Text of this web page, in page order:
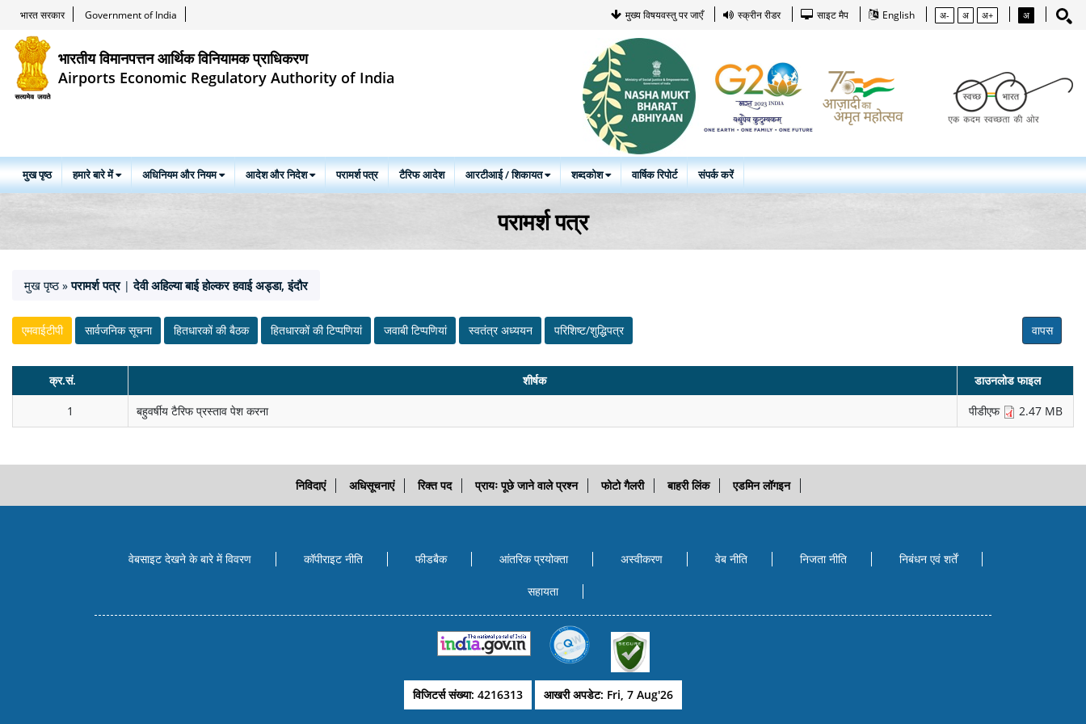
भारत सरकार Government of India मुख्य विषयवस्तु पर जाएँ स्क्रीन रीडर साइट मैप English अ- अ अ+ अ
भारतीय विमानपत्तन आर्थिक विनियामक प्राधिकरण
Airports Economic Regulatory Authority of India
मुख पृष्ठ हमारे बारे में अधिनियम और नियम आदेश और निदेश परामर्श पत्र टैरिफ आदेश आरटीआई / शिकायत शब्दकोश वार्षिक रिपोर्ट संपर्क करें
परामर्श पत्र
मुख पृष्ठ » परामर्श पत्र |देवी अहिल्या बाई होल्कर हवाई अड्डा, इंदौर
एमवाईटीपी सार्वजनिक सूचना हितधारकों की बैठक हितधारकों की टिप्‍पणियां जवाबी टिप्‍पणियां स्‍वतंत्र अध्‍ययन परिशिष्ट/शुद्धिपत्र वापस
क्र.सं. शीर्षक
डाउनलोड फाइल
1
बहुवर्षीय टैरिफ प्रस्‍ताव पेश करना पीडीएफ 2.47 MB
निविदाएं अधिसूचनाएं रिक्त पद प्रायः पूछे जाने वाले प्रश्न फोटो गैलरी बाहरी लिंक एडमिन लॉगइन
वेबसाइट देखने के बारे में विवरण कॉपीराइट नीति फीडबैक आंतरिक प्रयोक्‍ता अस्वीकरण वेब नीति निजता नीति निबंधन एवं शर्तें
सहायता
विजिटर्स संख्या: 4216313 आखरी अपडेट: Fri, 7 Aug'26